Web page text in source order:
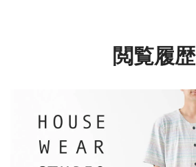
閲覧履歴